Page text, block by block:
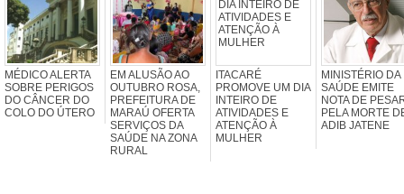
MÉDICO ALERTA
SOBRE PERIGOS
DO CÂNCER DO
COLO DO ÚTERO
EM ALUSÃO AO
OUTUBRO ROSA,
PREFEITURA DE
MARAÚ OFERTA
SERVIÇOS DA
SAÚDE NA ZONA
RURAL
ITACARÉ
PROMOVE UM DIA
INTEIRO DE
ATIVIDADES E
ATENÇÃO À
MULHER
MINISTÉRIO DA
SAÚDE EMITE
NOTA DE
PELA MORTE
ADIB JATENE